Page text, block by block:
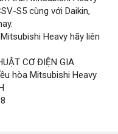
S5 cùng với Daikin,
Heavy hãy liên
CƠ ĐIỆN GIA
hòa Mitsubishi Heavy